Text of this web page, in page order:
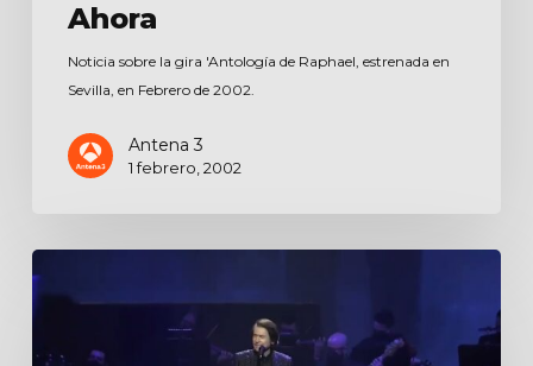
Ahora
Noticia sobre la gira 'Antología de Raphael, estrenada en
Sevilla, en Febrero de 2002.
Antena 3
1 febrero, 2002
Noticia
de
El
Mundo